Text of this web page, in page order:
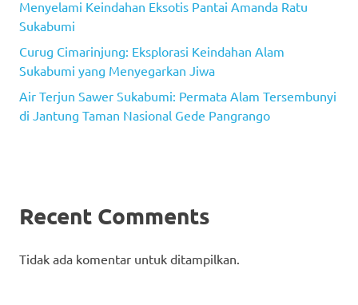
Menyelami Keindahan Eksotis Pantai Amanda Ratu
Sukabumi
Curug Cimarinjung: Eksplorasi Keindahan Alam
Sukabumi yang Menyegarkan Jiwa
Air Terjun Sawer Sukabumi: Permata Alam Tersembunyi
di Jantung Taman Nasional Gede Pangrango
Recent Comments
Tidak ada komentar untuk ditampilkan.